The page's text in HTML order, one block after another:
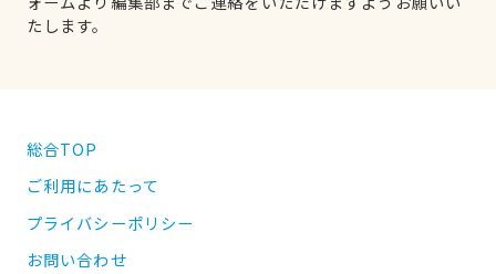
たします。
総合TOP
ご利用にあたって
プライバシーポリシー
お問い合わせ